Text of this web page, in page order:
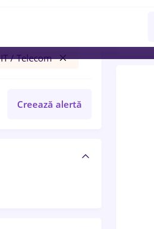
IT / Telecom
Creează alertă